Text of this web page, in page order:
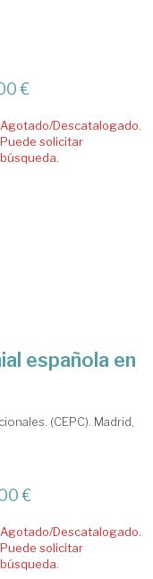
€
Agotado/Descatalogado.
Puede solicitar
búsqueda.
española en
(CEPC). Madrid,
€
Agotado/Descatalogado.
Puede solicitar
búsqueda.